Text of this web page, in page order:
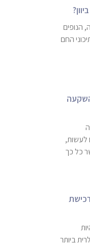
הנופים
החם
לעשות,
כל כך
ביותר